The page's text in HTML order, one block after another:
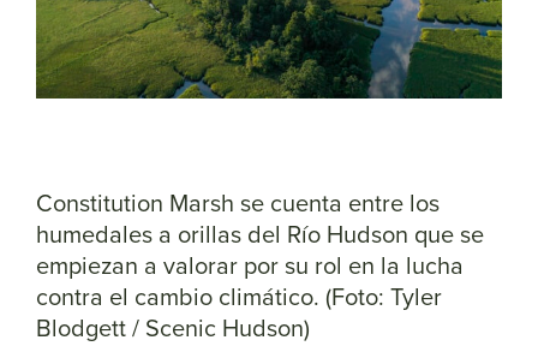
Constitution Marsh se cuenta entre los
humedales a orillas del Río Hudson que se
empiezan a valorar por su rol en la lucha
contra el cambio climático. (Foto: Tyler
Blodgett / Scenic Hudson)